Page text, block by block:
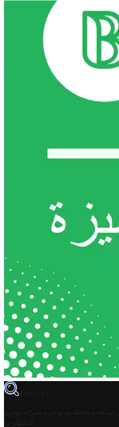
TROVIT
تملكه وتحتفظ به وتديره
شركة مخزن
التكنولوجيا